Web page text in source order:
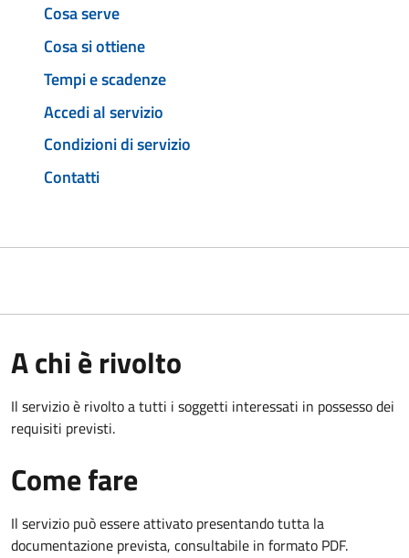
Cosa serve
Cosa si ottiene
Tempi e scadenze
Accedi al servizio
Condizioni di servizio
Contatti
A chi è rivolto
Il servizio è rivolto a tutti i soggetti interessati in possesso dei
requisiti previsti.
Come fare
Il servizio può essere attivato presentando tutta la
documentazione prevista, consultabile in formato PDF.